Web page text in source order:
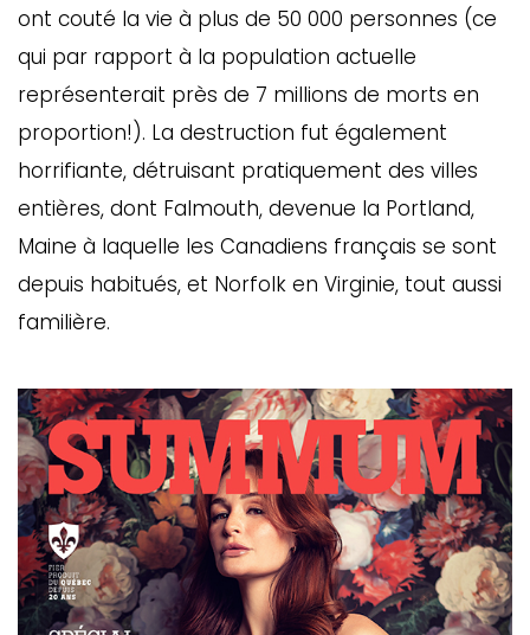
ont couté la vie à plus de 50 000 personnes (ce
qui par rapport à la population actuelle
représenterait près de 7 millions de morts en
proportion!). La destruction fut également
horrifiante, détruisant pratiquement des villes
entières, dont Falmouth, devenue la Portland,
Maine à laquelle les Canadiens français se sont
depuis habitués, et Norfolk en Virginie, tout aussi
familière.